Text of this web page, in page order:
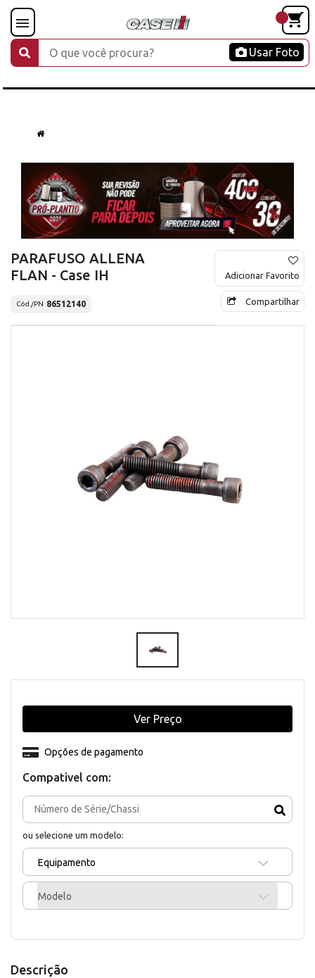
Usar Foto
PARAFUSO ALLENA
FLAN - Case IH
Cód./PN 86512140
Adicionar Favorito
Compartilhar
Compativel com:
ou selecione um modelo:
Equipamento
Modelo
Opções de pagamento
Ver Preço
Descrição